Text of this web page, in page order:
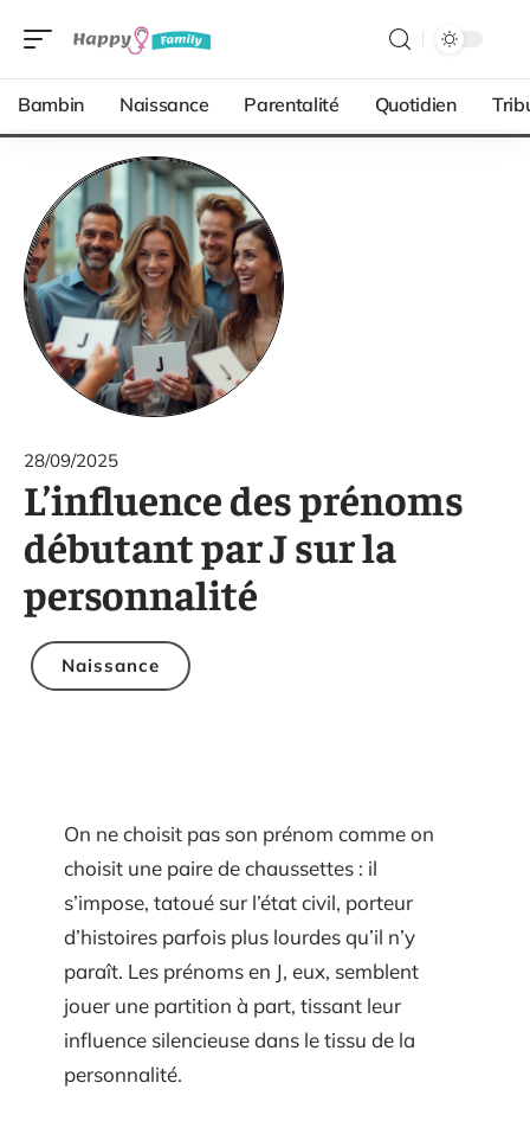
Bambin Naissance Parentalité Quotidien
28/09/2025
L’influence des prénoms
débutant par J sur la
personnalité
Naissance
On ne choisit pas son prénom comme on
choisit une paire de chaussettes : il
s’impose, tatoué sur l’état civil, porteur
d’histoires parfois plus lourdes qu’il n’y
paraît. Les prénoms en J, eux, semblent
jouer une partition à part, tissant leur
influence silencieuse dans le tissu de la
personnalité.